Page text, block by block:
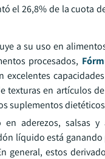
26,8% de la cuota
a su uso en
procesados,
en artículos
suplementos
aderezos, salsas
líquido está
general, estos